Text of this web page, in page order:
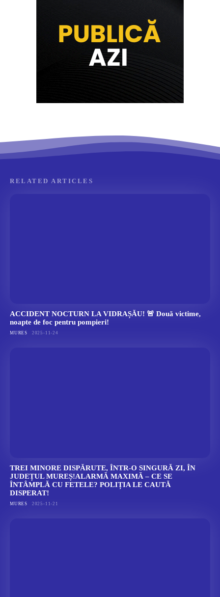
RELATED ARTICLES
ACCIDENT NOCTURN LA VIDRAȘĂU! 🚨 Două victime,
noapte de foc pentru pompieri!
MURES 2025-11-24
TREI MINORE DISPĂRUTE, ÎNTR-O SINGURĂ ZI, ÎN
JUDEȚUL MUREȘ!ALARMĂ MAXIMĂ – CE SE
ÎNTÂMPLĂ CU FETELE? POLIȚIA LE CAUTĂ
DISPERAT!
MURES 2025-11-21